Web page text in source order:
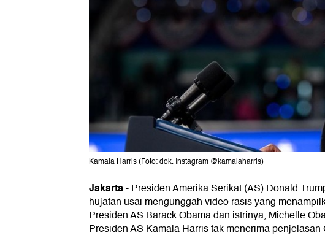
Kamala Harris (Foto: dok. Instagram @kamalaharris)
Jakarta-Presiden Amerika Serikat (AS) Donald
hujatan usai mengunggah video rasis yang
Presiden AS Barack Obama dan istrinya, Michelle
Presiden AS Kamala Harris tak menerima